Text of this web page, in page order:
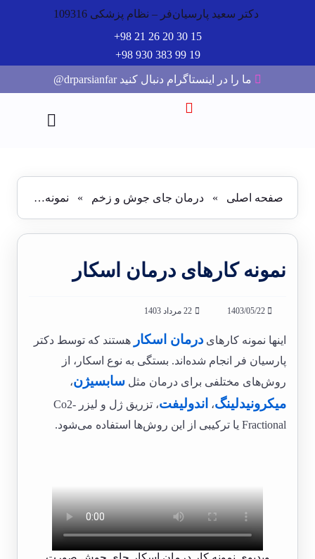
دکتر سعید پارسیان‌فر – نظام پزشکی 109316
15 30 20 26 21 98+
19 99 383 930 98+
ما را در اینستاگرام دنبال کنید drparsianfar@
صفحه اصلی »درمان جای جوش و زخم » نمونه کارهای درمان اسکار
نمونه کارهای درمان اسکار
1403/05/22 22 مرداد 1403
اینها نمونه کارهایدرمان اسکار هستند که توسط دکتر
پارسیان فر انجام شده‌اند. بستگی به نوع اسکار، از
روش‌های مختلفی برای درمان مثلسابسیژن،
میکرونیدلینگ، اندولیفت
، تزریق ژل و لیزر Co2-
Fractional یا ترکیبی از این روش‌ها استفاده می‌شود.